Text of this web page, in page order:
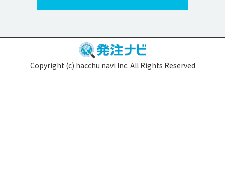
Copyright (c) hacchu navi Inc. All Rights Reserved